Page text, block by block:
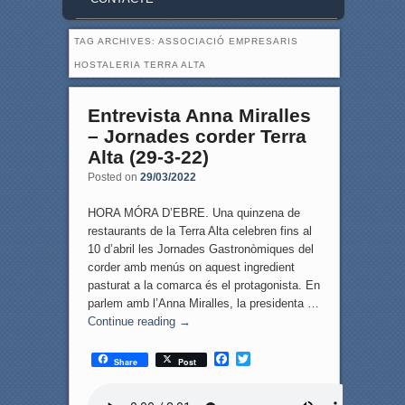
TAG ARCHIVES: ASSOCIACIÓ EMPRESARIS
HOSTALERIA TERRA ALTA
Entrevista Anna Miralles
– Jornades corder Terra
Alta (29-3-22)
Posted on 29/03/2022
HORA MÓRA D’EBRE. Una quinzena de
restaurants de la Terra Alta celebren fins al
10 d’abril les Jornades Gastronòmiques del
corder amb menús on aquest ingredient
pasturat a la comarca és el protagonista. En
parlem amb l’Anna Miralles, la presidenta …
Continue reading →
Share Post
F
T